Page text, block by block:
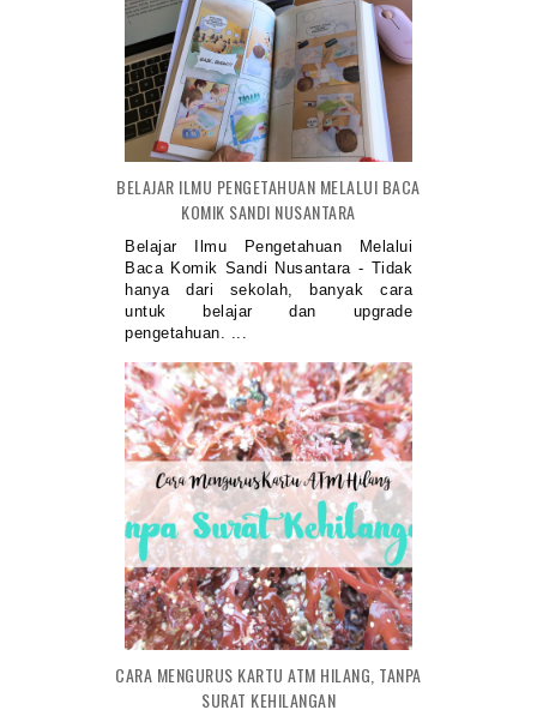
BELAJAR ILMU PENGETAHUAN MELALUI BACA
KOMIK SANDI NUSANTARA
Belajar Ilmu Pengetahuan Melalui
Baca Komik Sandi Nusantara - Tidak
hanya dari sekolah, banyak cara
untuk belajar dan upgrade
pengetahuan. ...
CARA MENGURUS KARTU ATM HILANG, TANPA
SURAT KEHILANGAN